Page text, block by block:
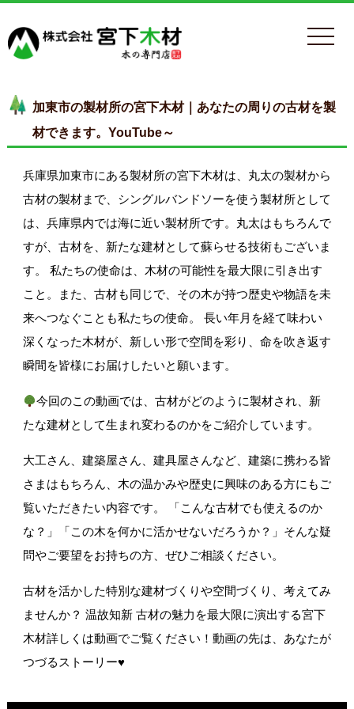
加東市の製材所の宮下木材｜あなたの周りの古材を製
材できます。YouTube～
兵庫県加東市にある製材所の宮下木材は、丸太の製材から
古材の製材まで、シングルバンドソーを使う製材所として
は、兵庫県内では海に近い製材所です。丸太はもちろんで
すが、古材を、新たな建材として蘇らせる技術もございま
す。 私たちの使命は、木材の可能性を最大限に引き出す
こと。また、古材も同じで、その木が持つ歴史や物語を未
来へつなぐことも私たちの使命。 長い年月を経て味わい
深くなった木材が、新しい形で空間を彩り、命を吹き返す
瞬間を皆様にお届けしたいと願います。
今回のこの動画では、古材がどのように製材され、新
たな建材として生まれ変わるのかをご紹介しています。
大工さん、建築屋さん、建具屋さんなど、建築に携わる皆
さまはもちろん、木の温かみや歴史に興味のある方にもご
覧いただきたい内容です。 「こんな古材でも使えるのか
な？」「この木を何かに活かせないだろうか？」そんな疑
問やご要望をお持ちの方、ぜひご相談ください。
古材を活かした特別な建材づくりや空間づくり、考えてみ
ませんか？ 温故知新 古材の魅力を最大限に演出する宮下
木材詳しくは動画でご覧ください！動画の先は、あなたが
つづるストーリー♥